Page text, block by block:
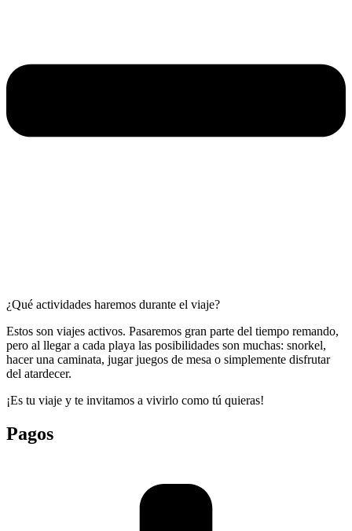
¿Qué actividades haremos durante el viaje?
Estos son viajes activos. Pasaremos gran parte del tiempo remando,
pero al llegar a cada playa las posibilidades son muchas: snorkel,
hacer una caminata, jugar juegos de mesa o simplemente disfrutar
del atardecer.
¡Es tu viaje y te invitamos a vivirlo como tú quieras!
Pagos